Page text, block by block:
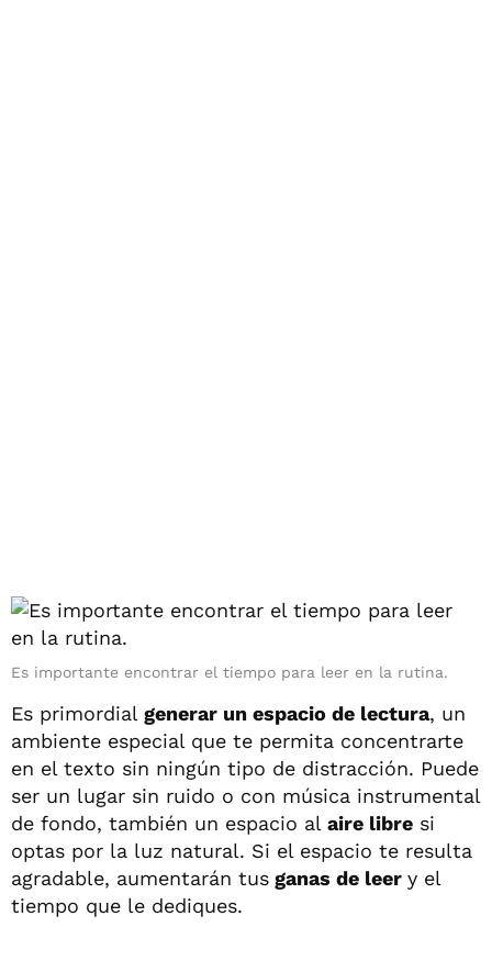
Es importante encontrar el tiempo para leer en la rutina.
Es primordial generar un espacio de lectura, un
ambiente especial que te permita concentrarte
en el texto sin ningún tipo de distracción. Puede
ser un lugar sin ruido o con música instrumental
de fondo, también un espacio al aire libre si
optas por la luz natural. Si el espacio te resulta
agradable, aumentarán tus ganas de leer y el
tiempo que le dediques.